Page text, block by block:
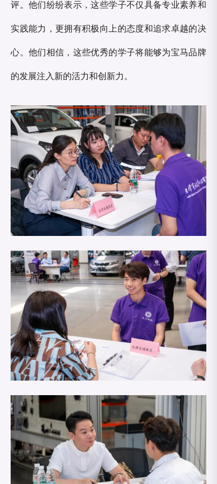
评。他们纷纷表示，这些学子不仅具备专业素养和
实践能力，更拥有积极向上的态度和追求卓越的决
心。他们相信，这些优秀的学子将能够为宝马品牌
的发展注入新的活力和创新力。